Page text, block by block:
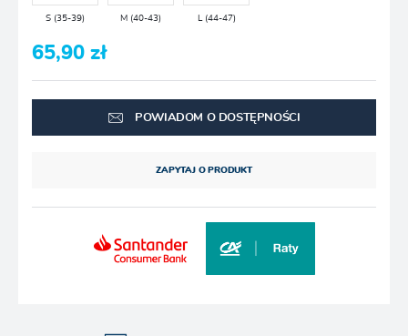
S (35-39) M (40-43) L (44-47)
65,90 zł
POWIADOM O DOSTĘPNOŚCI
ZAPYTAJ O PRODUKT